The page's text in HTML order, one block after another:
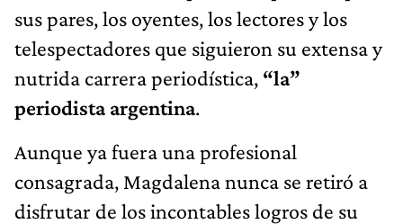
sus pares, los oyentes, los lectores y los
telespectadores que siguieron su extensa y
nutrida carrera periodística, “la”
periodista argentina.
Aunque ya fuera una profesional
consagrada, Magdalena nunca se retiró a
disfrutar de los incontables logros de su